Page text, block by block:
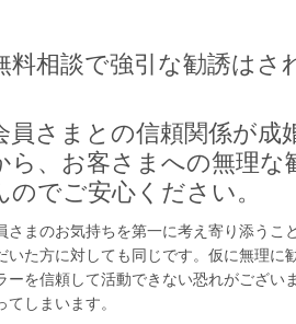
料相談で強引な勧誘はさ
員さまとの信頼関係が成
ら、お客さまへの無理な
のでご安心ください。
さまのお気持ちを第一に考え寄り添うこ
いた方に対しても同じです。仮に無理に
ーを信頼して活動できない恐れがござい
しまいます。